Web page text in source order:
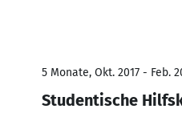
5 Monate, Okt. 2017 - Feb.
Studentische